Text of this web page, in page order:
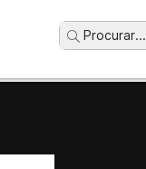
Procurar...